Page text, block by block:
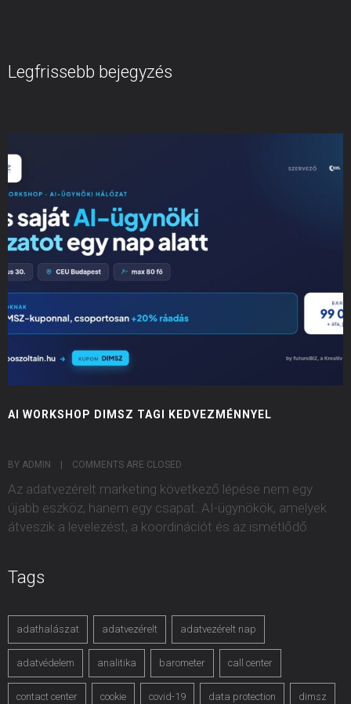
Legfrissebb bejegyzés
AI WORKSHOP DIMSZ TAGI KEDVEZMÉNNYEL
BY ADMIN    | COMMENTS ARE CLOSED
Az adatvezérelt marketing következő lépése nem egy
újabb eszköz, hanem egy csapat. AI-ügynökök, amelyek
átveszik a levelezést, a koordinációt és az ismétlődő
Tags
adathalászat adatvezérelt adatvezérelt nap
adatvédelem analitika barometer call center
contact center cookie covid-19 data protection dimsz